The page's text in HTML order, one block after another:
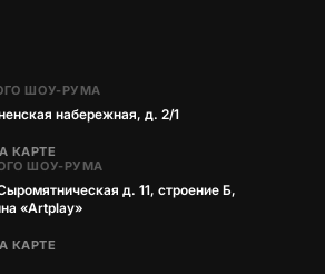
ШОУ-РУМА
набережная, д. 2/1
КАРТЕ
ШОУ-РУМА
д. 11, строение Б,
«Artplay»
КАРТЕ